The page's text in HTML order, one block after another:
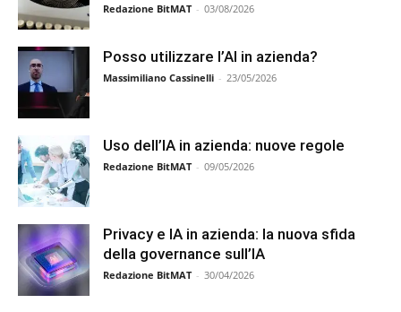
Redazione BitMAT - 03/08/2026
Posso utilizzare l’AI in azienda?
Massimiliano Cassinelli - 23/05/2026
Uso dell’IA in azienda: nuove regole
Redazione BitMAT - 09/05/2026
Privacy e IA in azienda: la nuova sfida
della governance sull’IA
Redazione BitMAT - 30/04/2026